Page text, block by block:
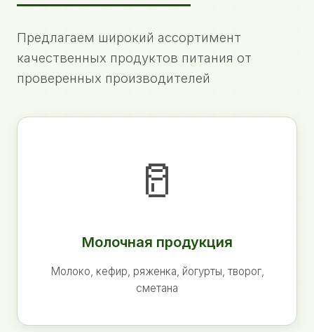
Предлагаем широкий ассортимент
качественных продуктов питания от
проверенных производителей
🥛
Молочная продукция
Молоко, кефир, ряженка, йогурты, творог,
сметана